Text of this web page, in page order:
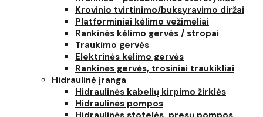
Krovinio tvirtinimo/buksyravimo diržai
Platforminiai kėlimo vežimėliai
Rankinės kėlimo gervės / stropai
Traukimo gervės
Elektrinės kėlimo gervės
Rankinės gervės, trosiniai traukikliai
Hidraulinė įranga
Hidraulinės kabelių kirpimo žirklės
Hidraulinės pompos